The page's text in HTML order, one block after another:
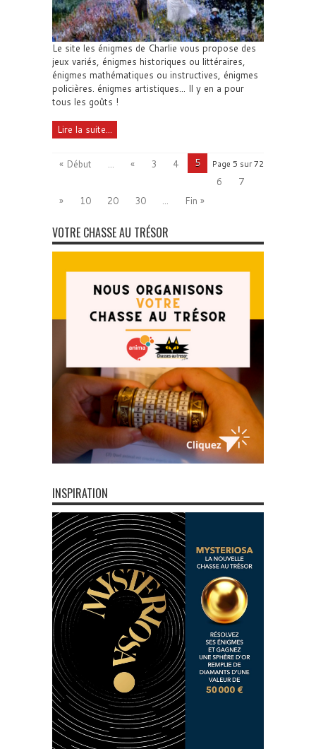
Le site les énigmes de Charlie vous propose des
jeux variés, énigmes historiques ou littéraires,
énigmes mathématiques ou instructives, énigmes
policières. énigmes artistiques... Il y en a pour
tous les goûts !
Lire la suite...
Page 5 sur 72
« Début ... « 3 4
5
6
7
»
10 20 30 ... Fin »
VOTRE CHASSE AU TRÉSOR
INSPIRATION